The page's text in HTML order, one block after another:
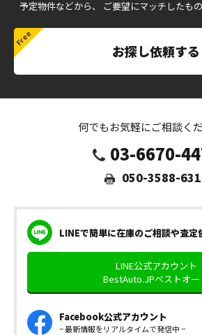
予定物件などから、 ご要望にマッチしたも
お探し依頼する
何でもお気軽にご相談く
03-6670-
050-3588-
LINEで簡単に在庫のご相談や査定
LINE公式アカウント
BestAuto.JPベストオー
Facebook公式アカウント
− 最新情報をリアルタイムで発信中 −